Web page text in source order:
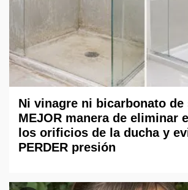
Ni vinagre ni bicarbonato
MEJOR manera de eliminar
los orificios de la ducha y
PERDER presión